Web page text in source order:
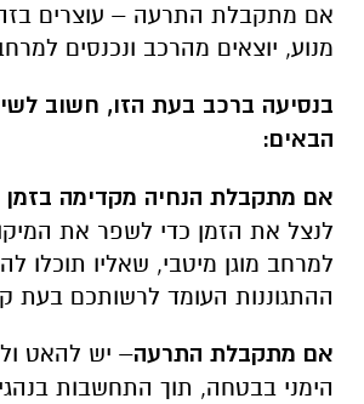
אם מתקבלת התרעה – עוצרים
מנוע, יוצאים מהרכב ונכנסים
בנסיעה ברכב בעת הזו, חשוב
הבאים:
אם מתקבלת הנחיה מקדימה בזמן
לנצל את הזמן כדי לשפר את
למרחב מוגן מיטבי, שאליו תוכלו
ההתגוננות העומד לרשותכם בעת
אם מתקבלת התרעה– יש להאט
הימני בבטחה, תוך התחשבות